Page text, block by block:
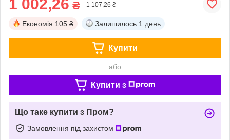
1 002,26 ₴ 1 107,26 ₴
Економія 105 ₴ Залишилось 1 день
Купити
або
Купити з
Що таке купити з Пром?
Замовлення під захистом